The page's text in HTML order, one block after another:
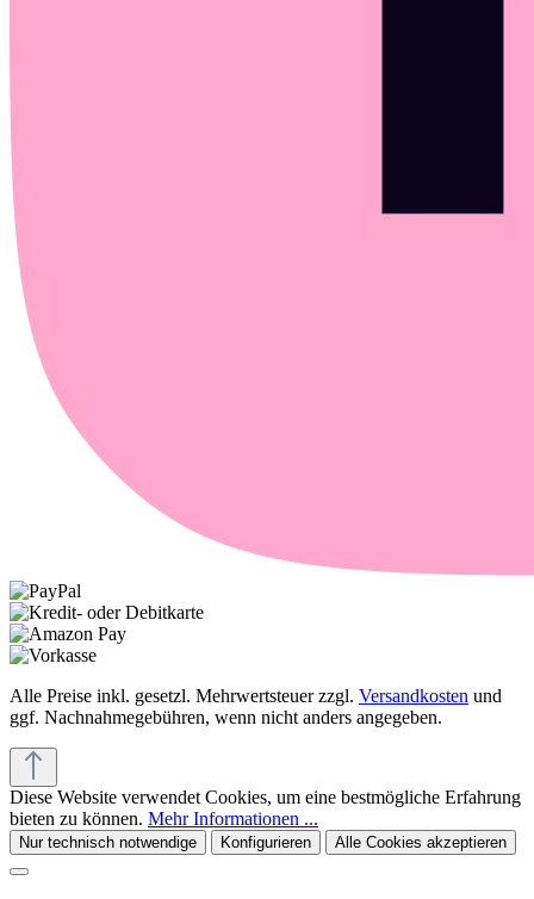
Alle Preise inkl. gesetzl. Mehrwertsteuer zzgl. Versandkosten und
ggf. Nachnahmegebühren, wenn nicht anders angegeben.
Diese Website verwendet Cookies, um eine bestmögliche Erfahrung
bieten zu können. Mehr Informationen ...
Nur technisch notwendige Konfigurieren Alle Cookies akzeptieren